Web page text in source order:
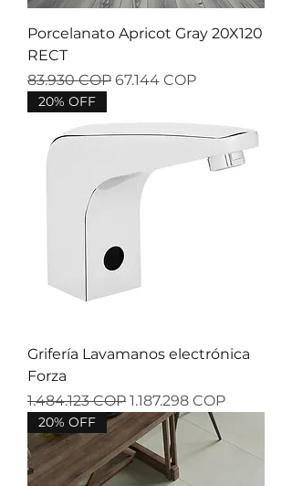
Porcelanato Apricot Gray 20X120
RECT
Precio
83.930 COP Precio de oferta
67.144 COP
20% OFF
Grifería Lavamanos electrónica
Forza
Precio
1.484.123 COP Precio de oferta
1.187.298 COP
20% OFF